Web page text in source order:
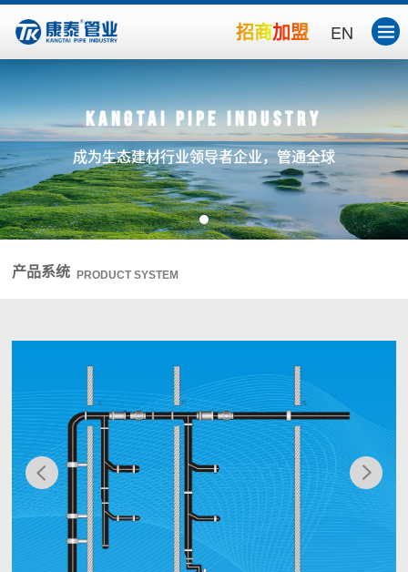
EN
招商加盟
Kangtai Pipe Industry
成为生态建材行业领导者企业，管通全球
产品系统 PRODUCT SYSTEM